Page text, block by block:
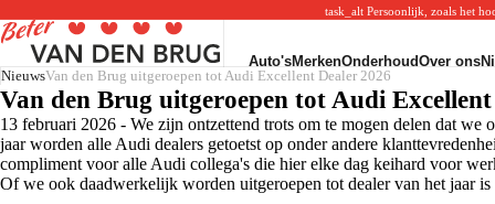
task_altPersoonlijk, zoals het
Auto's
Voorraad
Alle voorraad
Nieuw
Occasions
Private lease
Elektrisch
Bedrijfswagens
Merken
Volkswagen
Volkswagen voorraad
Volkswagen acties
Volkswagen modellen
Audi
Audi voorraad
Audi acties
SEAT
SEAT voorraad
SEAT acties
SEAT modellen
Škoda
Škoda voorraad
Škoda acties
Onderhoud
Merken
Volkswagen Service
Audi Service
SEAT Service
Škoda Service
CUPRA Service
VW Bedrijfswagens Service
Over ons
NieuwsVan den Brug uitgeroepen tot Audi Excellent Dealer 2026
Van den Brug uitgeroepen tot Audi
13 februari 2026 - We zijn ontzettend trots om te mogen delen dat
jaar worden alle Audi dealers getoetst op onder andere
compliment voor alle Audi collega's die hier elke dag keihard voor
Of we ook daadwerkelijk worden uitgeroepen tot dealer van het jaar